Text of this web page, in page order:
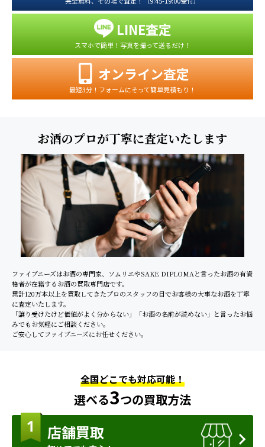
LINE査定
スマホで簡単！写真を撮って送るだけ！
オンライン査定
最短3分！フォームにそって簡単見積もり！
お酒のプロが丁寧に査定いたします
ファイブニーズはお酒の専門家、ソムリエやSAKE DIPLOMAと言ったお酒の有資
格者が在籍するお酒の買取専門店です。
累計120万本以上を買取してきたプロのスタッフの目でお客様の大事なお酒を丁寧
に査定いたします。
「譲り受けたけど価値がよく分からない」「お酒の名前が読めない」と言ったお悩
みでもお気軽にご相談ください。
ご安心してファイブニーズにお任せください。
全国どこでも対応可能！
選べる3つの買取方法
店舗買取